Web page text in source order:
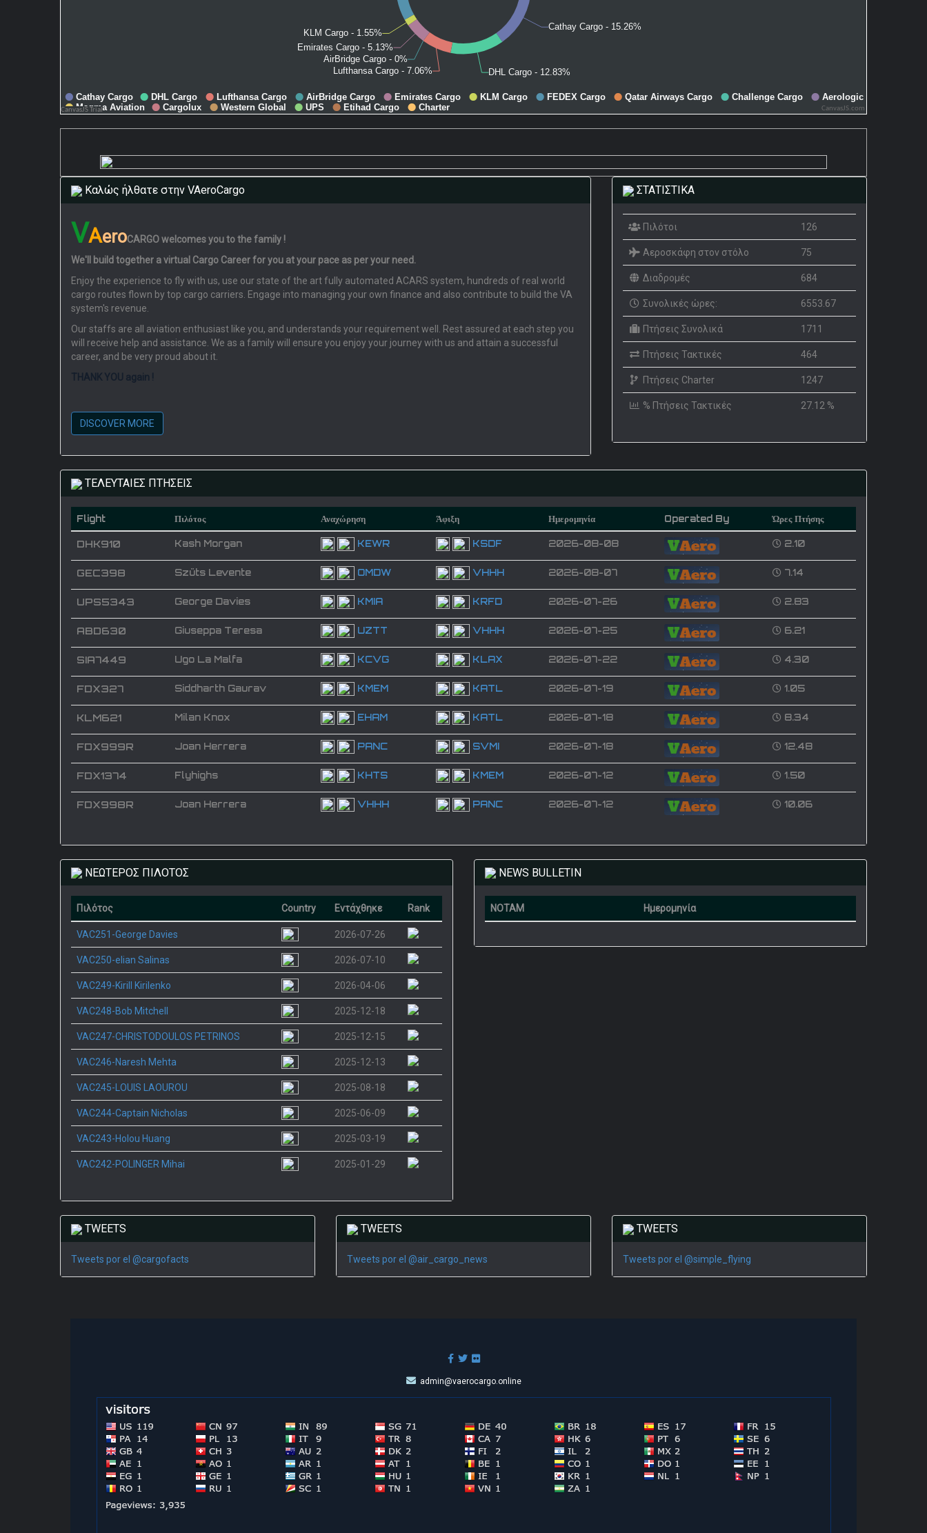
CanvasJS.com
Καλώς ήλθατε στην VAeroCargo
VAeroCARGOwelcomes you to the family !
We'll build together a virtual Cargo Career for you at your pace as per your need.
Enjoy the experience to fly with us, use our state of the art fully automated ACARS system, hundreds of real world
cargo routes flown by top cargo carriers. Engage into managing your own finance and also contribute to build the VA
system's revenue.
Our staffs are all aviation enthusiast like you, and understands your requirement well. Rest assured at each step you
will receive help and assistance. We as a family will ensure you enjoy your journey with us and attain a successful
career, and be very proud about it.
THANK YOU again !
DISCOVER MORE
ΣΤΑΤΙΣΤΙΚΑ
Πιλότοι 126
Αεροσκάφη στον στόλο 75
Διαδρομές 684
Συνολικές ώρες: 6553.67
Πτήσεις Συνολικά 1711
Πτήσεις Τακτικές 464
Πτήσεις Charter 1247
% Πτήσεις Τακτικές 27.12 %
ΤΕΛΕΥΤΑΙΕΣ ΠΤΗΣΕΙΣ
Flight Πιλότος Αναχώρηση Άφιξη Ημερομηνία Operated By Ώρες Πτήσης
DHK910 Kash Morgan KEWR KSDF 2026-08-08 2.10
GEC398 Szüts Levente OMDW VHHH 2026-08-07 7.14
UPS5343 George Davies KMIA KRFD 2026-07-26 2.83
ABD630 Giuseppa Teresa UZTT VHHH 2026-07-25 6.21
SIA7449 Ugo La Malfa KCVG KLAX 2026-07-22 4.30
FDX327 Siddharth Gaurav KMEM KATL 2026-07-19 1.05
KLM621 Milan Knox EHAM KATL 2026-07-18 8.34
FDX999R Joan Herrera PANC SVMI 2026-07-18 12.48
FDX1374 Flyhighs KHTS KMEM 2026-07-12 1.50
FDX998R Joan Herrera VHHH PANC 2026-07-12 10.06
ΝΕΩΤΕΡΟΣ ΠΙΛΟΤΟΣ
Πιλότος Country Εντάχθηκε Rank
VAC251-George Davies 2026-07-26
VAC250-elian Salinas 2026-07-10
VAC249-Kirill Kirilenko 2026-04-06
VAC248-Bob Mitchell 2025-12-18
VAC247-CHRISTODOULOS PETRINOS 2025-12-15
VAC246-Naresh Mehta 2025-12-13
VAC245-LOUIS LAOUROU 2025-08-18
VAC244-Captain Nicholas 2025-06-09
VAC243-Holou Huang 2025-03-19
VAC242-POLINGER Mihai 2025-01-29
NEWS BULLETIN
NOTAM Ημερομηνία
TWEETS
Tweets por el @cargofacts
TWEETS
Tweets por el @air_cargo_news
TWEETS
Tweets por el @simple_flying
admin@vaerocargo.online